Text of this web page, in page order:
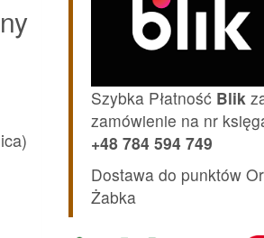
Szybka Płatność Blik
zamówienie na nr
+48 784 594 749
Dostawa do punktów
Żabka